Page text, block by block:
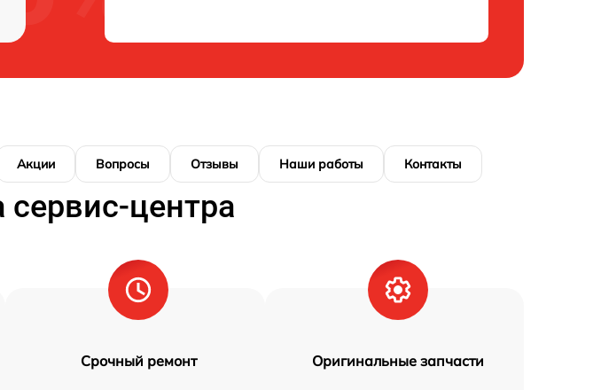
Акции Вопросы Отзывы Наши работы Контакты
центра
Срочный ремонт Оригинальные запчасти